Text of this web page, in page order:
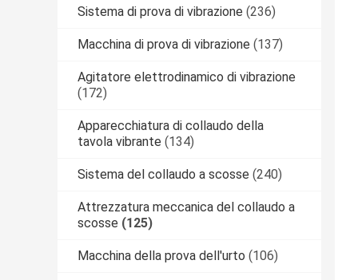
Sistema di prova di vibrazione (236)
Macchina di prova di vibrazione (137)
Agitatore elettrodinamico di vibrazione
(172)
Apparecchiatura di collaudo della
tavola vibrante (134)
Sistema del collaudo a scosse (240)
Attrezzatura meccanica del collaudo a
scosse (125)
Macchina della prova dell'urto (106)